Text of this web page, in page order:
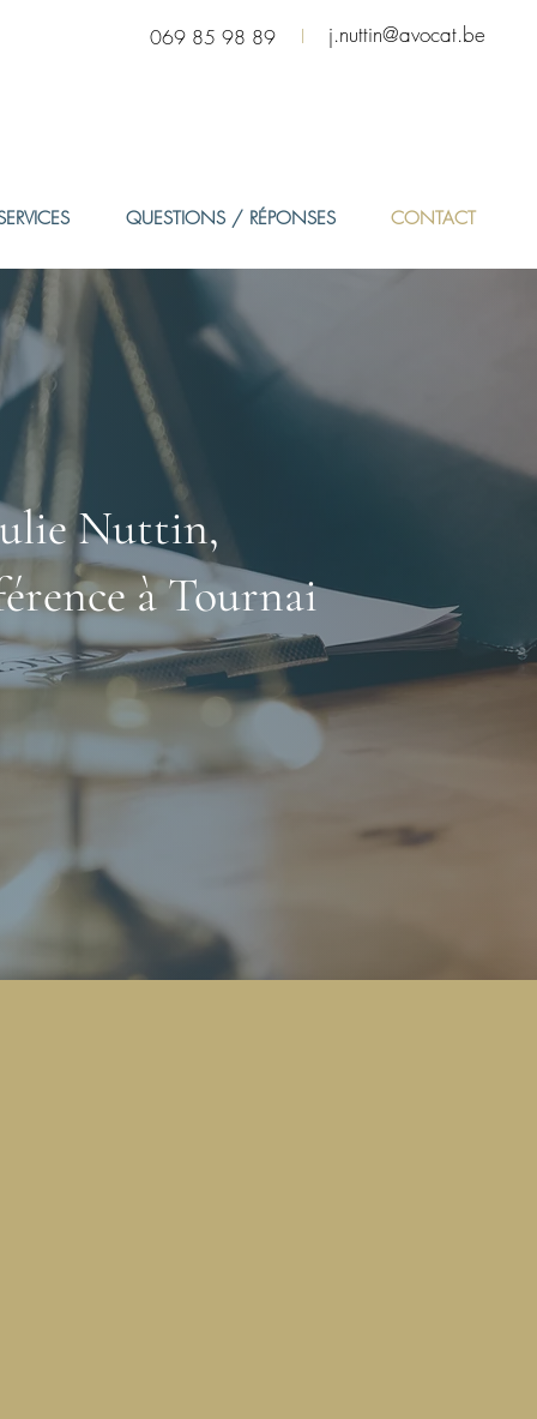
I
069 85 98 89 j.nuttin@avocat.be
QUESTIONS / RÉPONSES CONTACT
Nuttin,
à Tournai